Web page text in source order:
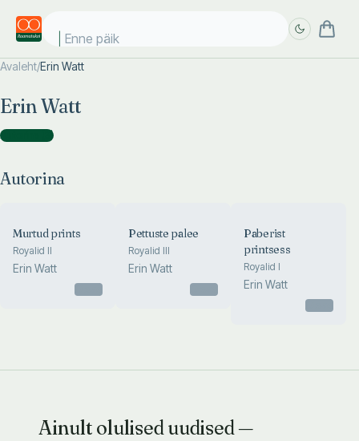
Enne päike
Avaleht/Erin Watt
Erin Watt
Autorina )
Autorina
Murtud prints
Royalid II
Erin Watt
Pettuste palee
Royalid III
Erin Watt
Paberist
printsess
Royalid I
Erin Watt
Ainult olulised uudised —